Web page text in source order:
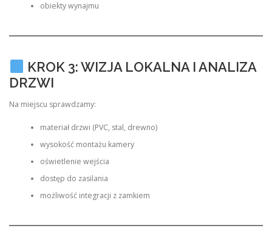
obiekty wynajmu
KROK 3: WIZJA LOKALNA I ANALIZA
DRZWI
Na miejscu sprawdzamy:
materiał drzwi (PVC, stal, drewno)
wysokość montażu kamery
oświetlenie wejścia
dostęp do zasilania
możliwość integracji z zamkiem